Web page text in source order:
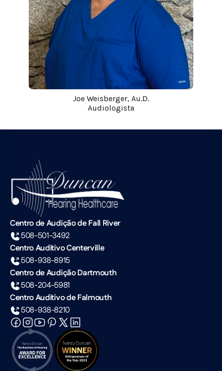
Joe Weisberger, Au.D.
Audiologista
Centro de Audição de Fall River
508-501-3492
Centro Auditivo Centerville
508-938-8915
Centro de Audição Dartmouth
508-204-5981
Centro Auditivo de Falmouth
508-938-8210